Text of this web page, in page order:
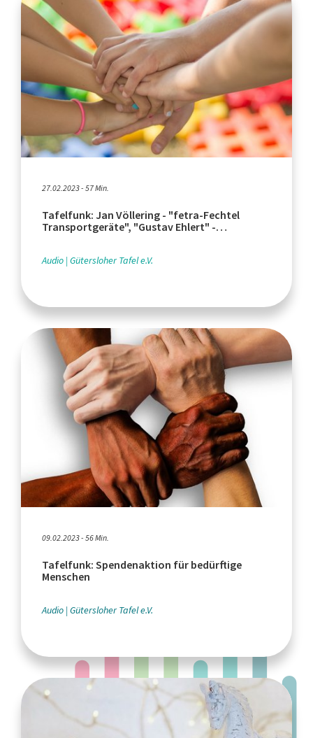
27.02.2023 - 57 Min.
Tafelfunk: Jan Völlering - "fetra-Fechtel
Transportgeräte", "Gustav Ehlert" -
Audio Gütersloher Tafel e.V.
09.02.2023 - 56 Min.
Tafelfunk: Spendenaktion für bedürftige
Menschen
Audio Gütersloher Tafel e.V.